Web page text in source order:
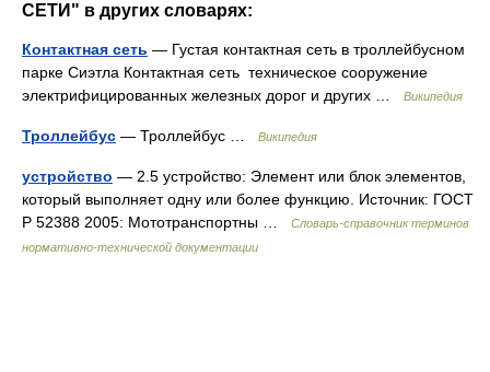
СЕТИ" в других словарях:
Контактная сеть — Густая контактная сеть в троллейбусном
парке Сиэтла Контактная сеть техническое сооружение
электрифицированных железных дорог и других …
Википедия
Троллейбус — Троллейбус … Википедия
устройство — 2.5 устройство: Элемент или блок элементов,
который выполняет одну или более функцию. Источник: ГОСТ
Р 52388 2005: Мототранспортны …
Словарь-справочник терминов
нормативно-технической документации